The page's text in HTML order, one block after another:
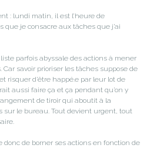
: lundi matin, il est l’heure de
que je consacre aux tâches que j’ai
parfois abyssale des actions à mener
savoir prioriser les tâches suppose de
risquer d’être happé.e par leur lot de
aussi faire ça et ça pendant qu’on y
de tiroir qui aboutit à la
sur le bureau. Tout devient urgent, tout
donc de borner ses actions en fonction de